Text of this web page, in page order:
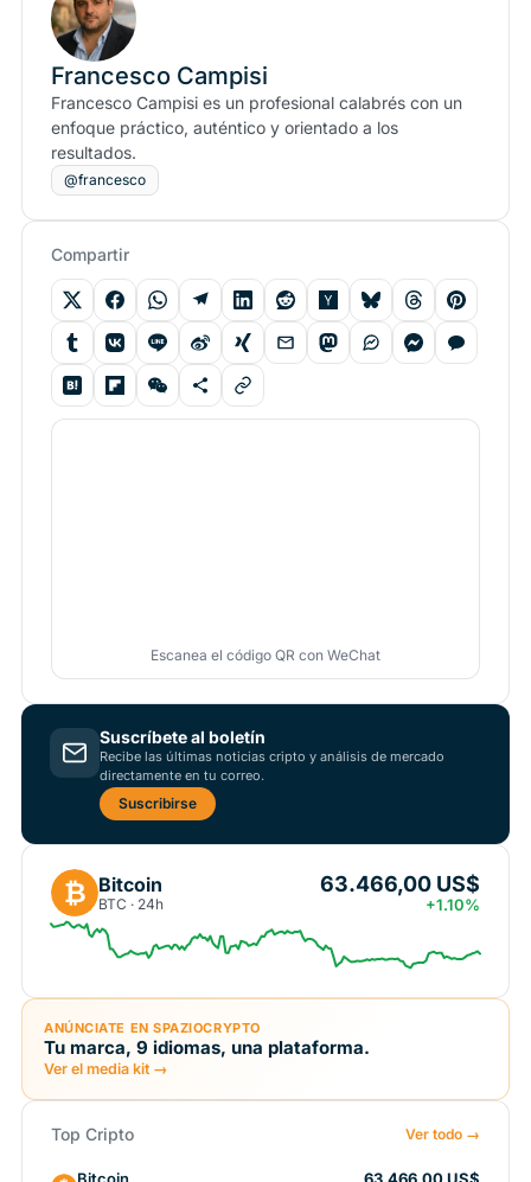
Francesco Campisi
Francesco Campisi es un profesional calabrés con un
enfoque práctico, auténtico y orientado a los
resultados.
@francesco
Compartir
Escanea el código QR con WeChat
Suscríbete al boletín
Recibe las últimas noticias cripto y análisis de mercado
directamente en tu correo.
Suscribirse
₿ Bitcoin
BTC · 24h
63.466,00 US$
+1.10%
ANÚNCIATE EN SPAZIOCRYPTO
Tu marca, 9 idiomas, una plataforma.
Ver el media kit →
Top Cripto Ver todo →